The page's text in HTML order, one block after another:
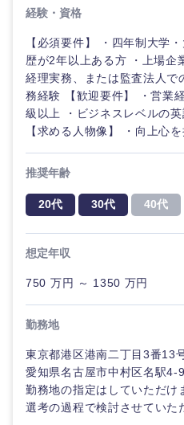
選択
経験・資格
【必須要件】 ・四年制大学
歴が2年以上ある方 ・上場企
経理実務、または監査法人で
務経験 【歓迎要件】 ・営業
級以上 ・ビジネスレベルの
【求める人物像】 ・向上心
推奨年齢
20代 30代 40代
想定年収
750 万円 ～ 1350 万円
勤務地
東京都港区港南二丁目3番13
愛知県名古屋市中村区名駅4-
勤務地の指定はしていただけ
選考の過程で検討させていた